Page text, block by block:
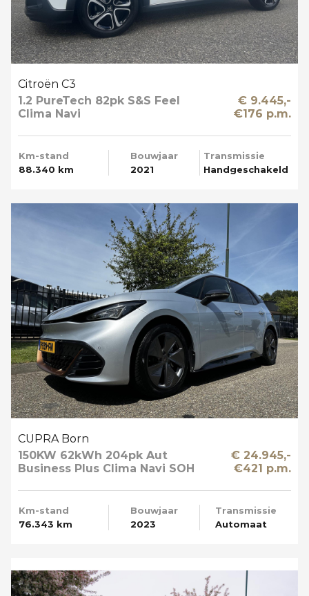
Citroën C3
1.2 PureTech 82pk S&S Feel
Clima Navi
€ 9.445,-
€176 p.m.
Km-stand
88.340 km
Bouwjaar
2021
Transmissie
Handgeschakeld
CUPRA Born
150KW 62kWh 204pk Aut
Business Plus Clima Navi SOH
€ 24.945,-
€421 p.m.
Km-stand
76.343 km
Bouwjaar
2023
Transmissie
Automaat